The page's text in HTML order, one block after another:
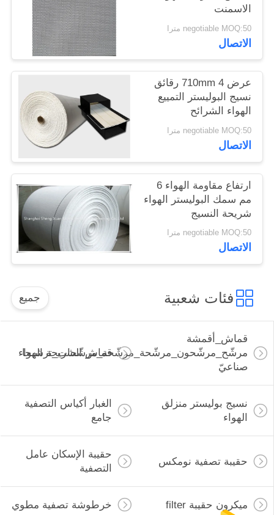
الاسمنت
negotiable MOQ:50 مترا
الاتصال
عرض 710mm 4 رقائق
نسيج البوليستر التمييع
الهواء الشرائح
negotiable MOQ:50 مترا
الاتصال
ارتفاع مقاومة الهواء 6
مم سمك البوليستر الهواء
شريحة النسيج
negotiable MOQ:50 مترا
الاتصال
فئات شعبية جميع
قماش_أقمشة
مرشّح_مرشّحون_مرشّحة_مرشّحة_مرشّحات_ترشيحا
صناعيّ
قماش الشريحة الهواء
نسيج بوليستر منزلق
الهواء
الغبار أكياس التصفية
جامع
حقيبة تصفية نومكس
حقيبة الإسكان عامل
التصفية
ميكرون حقيبة filter خرطوشة تصفية مطوي